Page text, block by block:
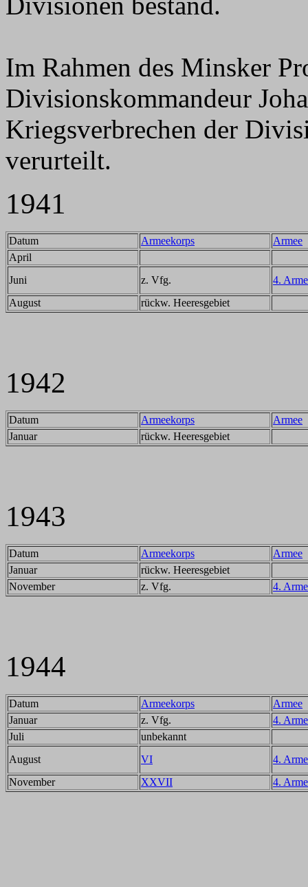
Im Rahmen des Minsker
Divisionskommandeur
Kriegsverbrechen der
verurteilt.
1941
Datum Armeekorps
Armee
April
Juni
z. Vfg.
4.
August
rückw. Heeresgebiet
1942
Datum Armeekorps
Armee
Januar
rückw. Heeresgebiet
1943
Datum Armeekorps
Armee
Januar
rückw. Heeresgebiet
November
z. Vfg. 4.
1944
Datum Armeekorps
Armee
Januar
z. Vfg.
4.
Juli
unbekannt
August
VI
4.
November
XXVII 4.